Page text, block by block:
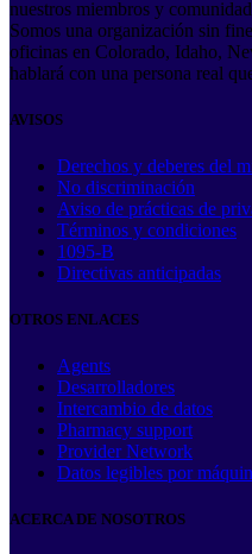
nuestros miembros y
Somos una organización sin
oficinas en Colorado, Idaho,
hablará con una persona real
AVISOS
Derechos y deberes del
No discriminación
Aviso de prácticas de
Términos y condiciones
1095-B
Directivas anticipadas
OTROS ENLACES
Agents
Desarrolladores
Intercambio de datos
Pharmacy support
Provider Network
Datos legibles por
ACERCA DE NOSOTROS